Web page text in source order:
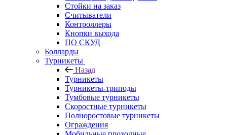
Стойки на заказ
Считыватели
Контроллеры
Кнопки выхода
ПО СКУД
Болларды
Турникеты
Назад
Турникеты
Турникеты-триподы
Тумбовые турникеты
Скоростные турникеты
Полноростовые турникеты
Ограждения